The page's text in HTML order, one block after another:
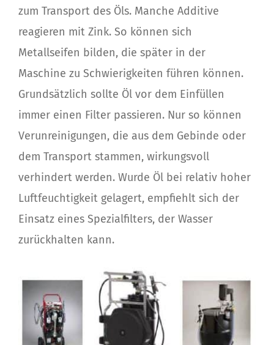
zum Transport des Öls. Manche Additive
reagieren mit Zink. So können sich
Metallseifen bilden, die später in der
Maschine zu Schwierigkeiten führen können.
Grundsätzlich sollte Öl vor dem Einfüllen
immer einen Filter passieren. Nur so können
Verunreinigungen, die aus dem Gebinde oder
dem Transport stammen, wirkungsvoll
verhindert werden. Wurde Öl bei relativ hoher
Luftfeuchtigkeit gelagert, empfiehlt sich der
Einsatz eines Spezialfilters, der Wasser
zurückhalten kann.